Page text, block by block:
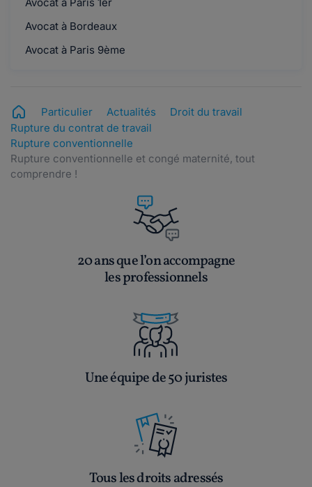
Avocat à Bordeaux
Avocat à Paris 9ème
Particulier Actualités
Droit du travail
Rupture du contrat de travail
Rupture conventionnelle
Rupture conventionnelle et congé maternité, tout
comprendre !
20 ans que l’on accompagne
les professionnels
Une équipe de 50 juristes
Tous les droits adressés